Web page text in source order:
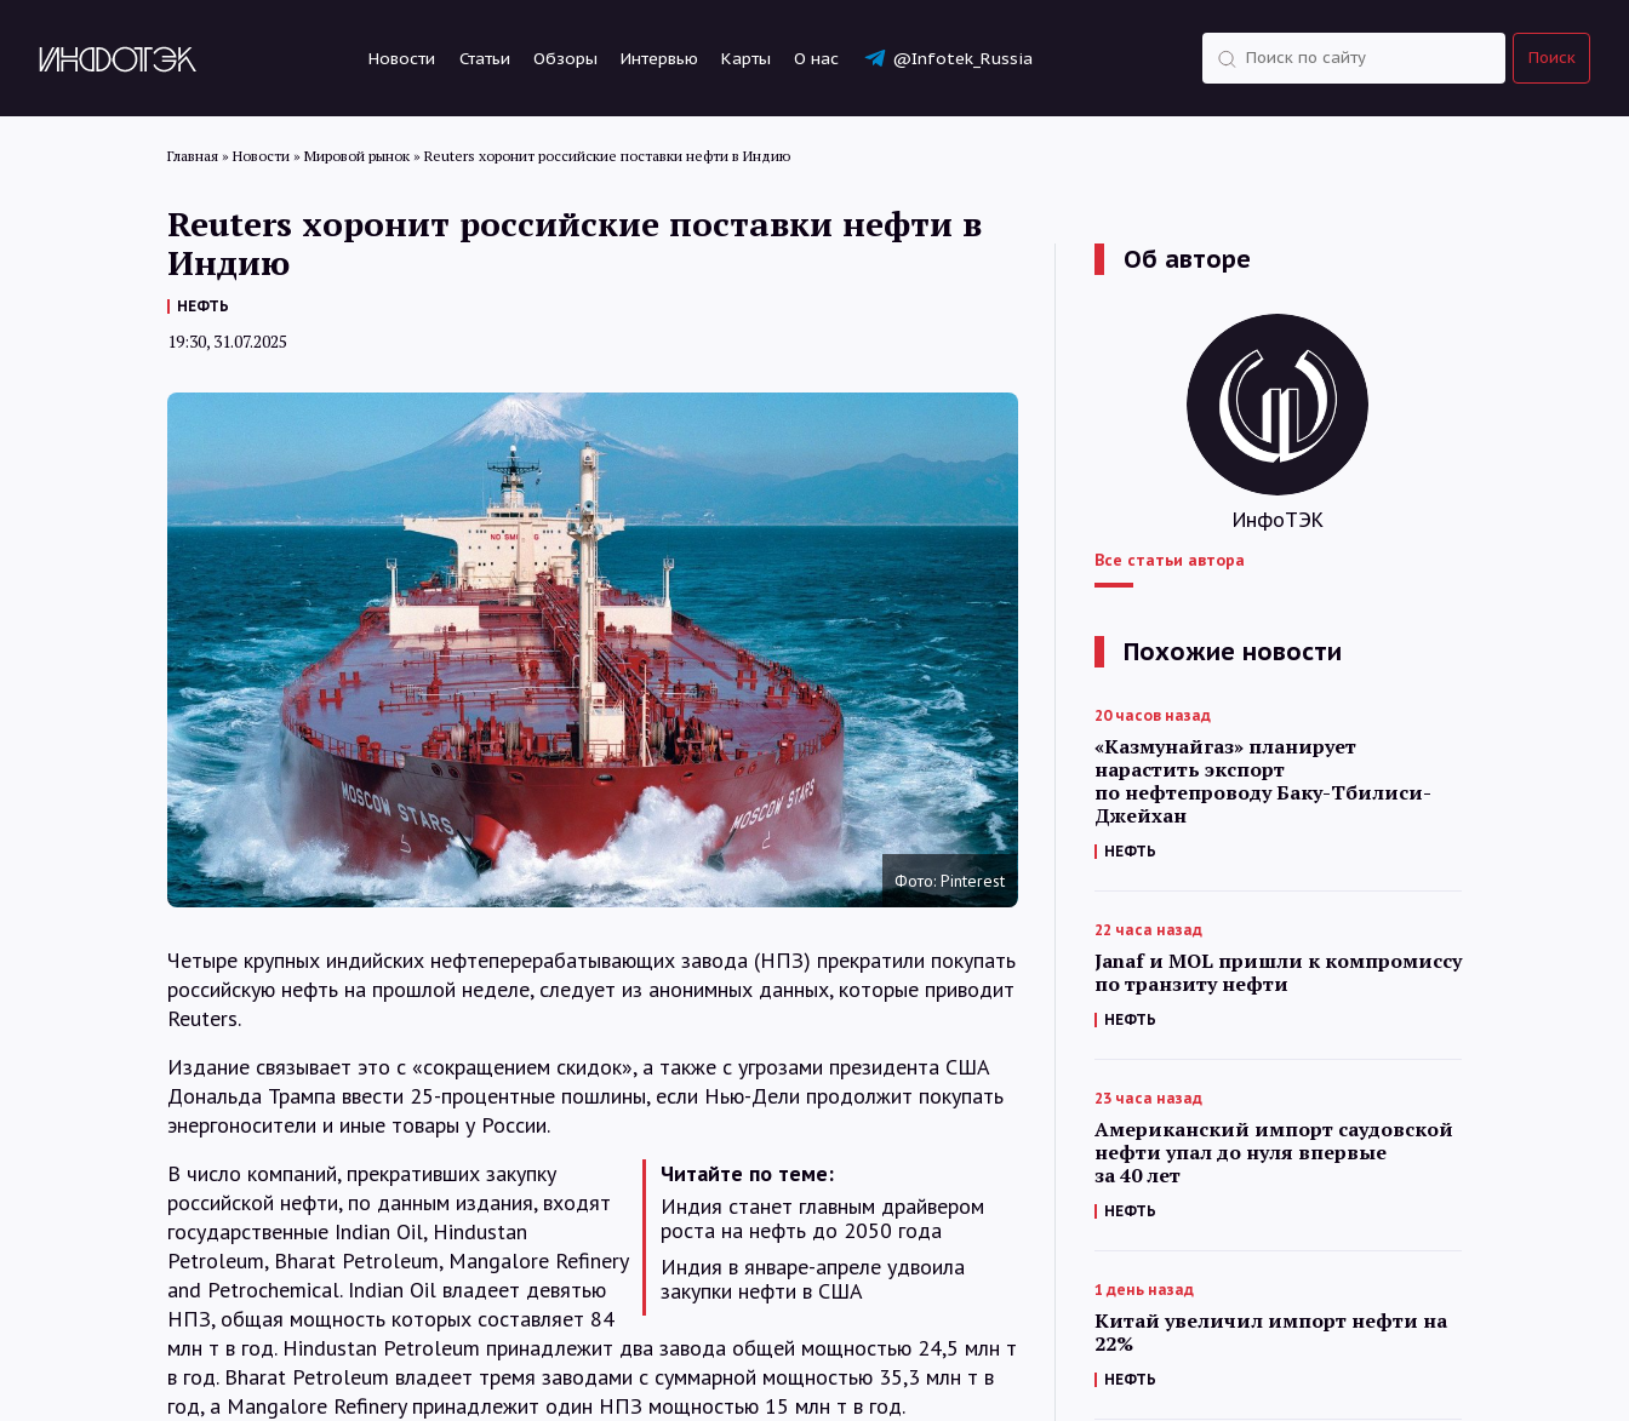
Новости Статьи Обзоры Интервью Карты О нас @Infotek_Russia Поиск
Статьи
Обзоры
Интервью
Карты
О нас
@Infotek_Russia
Главная » Новости » Мировой рынок » Reuters хоронит российские поставки нефти в Индию
Reuters хоронит российские поставки нефти в
Индию
НЕФТЬ
19:30, 31.07.2025
Фото: Pinterest
Четыре крупных индийских нефтеперерабатывающих завода (НПЗ) прекратили покупать
российскую нефть на прошлой неделе, следует из анонимных данных, которые приводит
Reuters.
Издание связывает это с «сокращением скидок», а также с угрозами президента США
Дональда Трампа ввести 25-процентные пошлины, если Нью-Дели продолжит покупать
энергоносители и иные товары у России.
Читайте по теме:
Индия станет главным драйвером
роста на нефть до 2050 года
Индия в январе-апреле удвоила
закупки нефти в США
В число компаний, прекративших закупку
российской нефти, по данным издания, входят
государственные Indian Oil, Hindustan
Petroleum, Bharat Petroleum, Mangalore Refinery
and Petrochemical. Indian Oil владеет девятью
НПЗ, общая мощность которых составляет 84
млн т в год. Hindustan Petroleum принадлежит два завода общей мощностью 24,5 млн т
в год. Bharat Petroleum владеет тремя заводами с суммарной мощностью 35,3 млн т в
год, а Mangalore Refinery принадлежит один НПЗ мощностью 15 млн т в год.
Об авторе
ИнфоТЭК
Все статьи автора
Похожие новости
20 часов назад
«Казмунайгаз» планирует
нарастить экспорт
по нефтепроводу Баку-Тбилиси-
Джейхан
НЕФТЬ
22 часа назад
Janaf и MOL пришли к компромиссу
по транзиту нефти
НЕФТЬ
23 часа назад
Американский импорт саудовской
нефти упал до нуля впервые
за 40 лет
НЕФТЬ
1 день назад
Китай увеличил импорт нефти на
22%
НЕФТЬ